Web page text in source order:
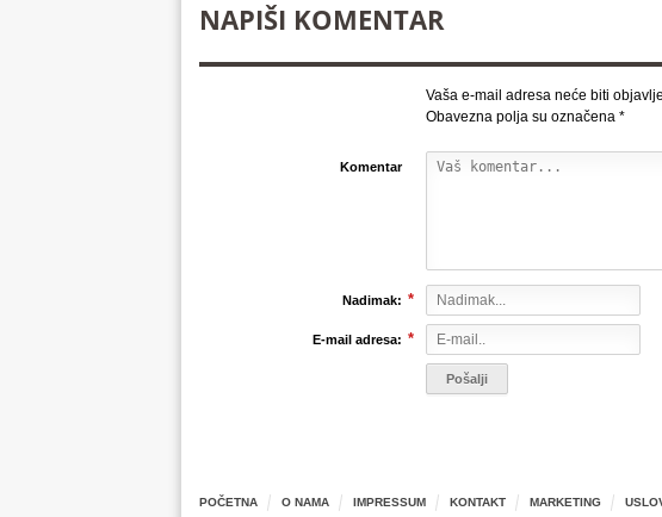
NAPIŠI KOMENTAR
Vaša e-mail adresa neće biti
Obavezna polja su označena *
Komentar
Nadimak: *
E-mail adresa: *
POČETNA O NAMA IMPRESSUM KONTAKT MARKETING